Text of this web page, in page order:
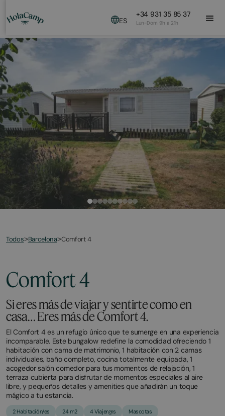
ES
+34 931 35 85 37
Lun-Dom 9h a 21h
Todos>Barcelona>Comfort 4
Comfort 4
Si eres más de viajar y sentirte como en
casa… Eres más de Comfort 4.
El Comfort 4 es un refugio único que te sumerge en una experiencia
incomparable. Este bungalow redefine la comodidad ofreciendo 1
habitación con cama de matrimonio, 1 habitación con 2 camas
individuales, baño completo, cocina totalmente equipada, 1
acogedor salón comedor para tus momentos de relajación, 1
terraza cubierta para disfrutar de momentos especiales al aire
libre, y pequeños detalles y amenities que añadirán un toque
mágico a tu estancia.
2 Habitación/es 24 m2 4 Viajer@s
Mascotas